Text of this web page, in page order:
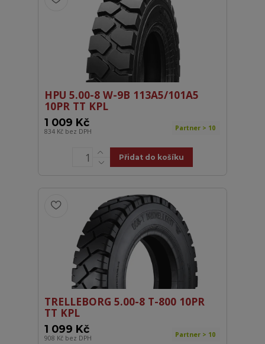
HPU 5.00-8 W-9B 113A5/101A5
10PR TT KPL
1 009 Kč
834 Kč bez DPH Partner > 10
Přidat do košíku
TRELLEBORG 5.00-8 T-800 10PR
TT KPL
1 099 Kč
908 Kč bez DPH Partner > 10